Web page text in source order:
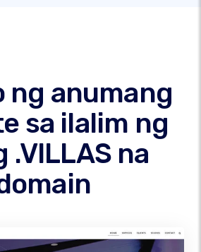
ng anumang
sa ilalim ng
.VILLAS na